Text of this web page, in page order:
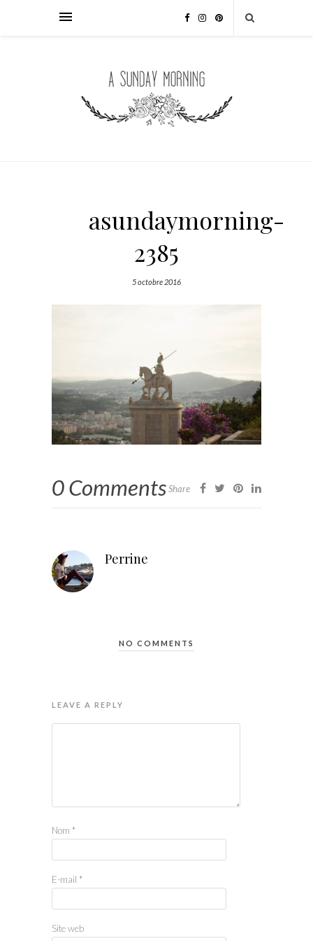
asundaymorning-
2385
5 octobre 2016
0 CommentsShare
Perrine
NO COMMENTS
LEAVE A REPLY
Nom *
E-mail *
Site web